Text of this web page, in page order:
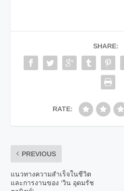
SHARE:
RATE:
PREVIOUS
แนวทางความสำเร็จในชีวิต
และการงานของ ‘วิน อุดมรัช